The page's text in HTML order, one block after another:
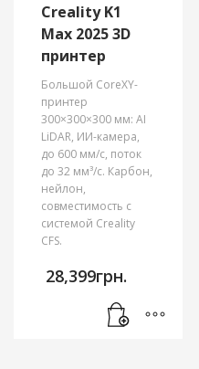
Creality K1
Max 2025 3D
принтер
Большой CoreXY-
принтер
300×300×300 мм: AI
LiDAR, ИИ-камера,
до 600 мм/с, поток
до 32 мм³/с. Карбон,
нейлон,
совместимость с
системой Creality
CFS.
28,399грн.